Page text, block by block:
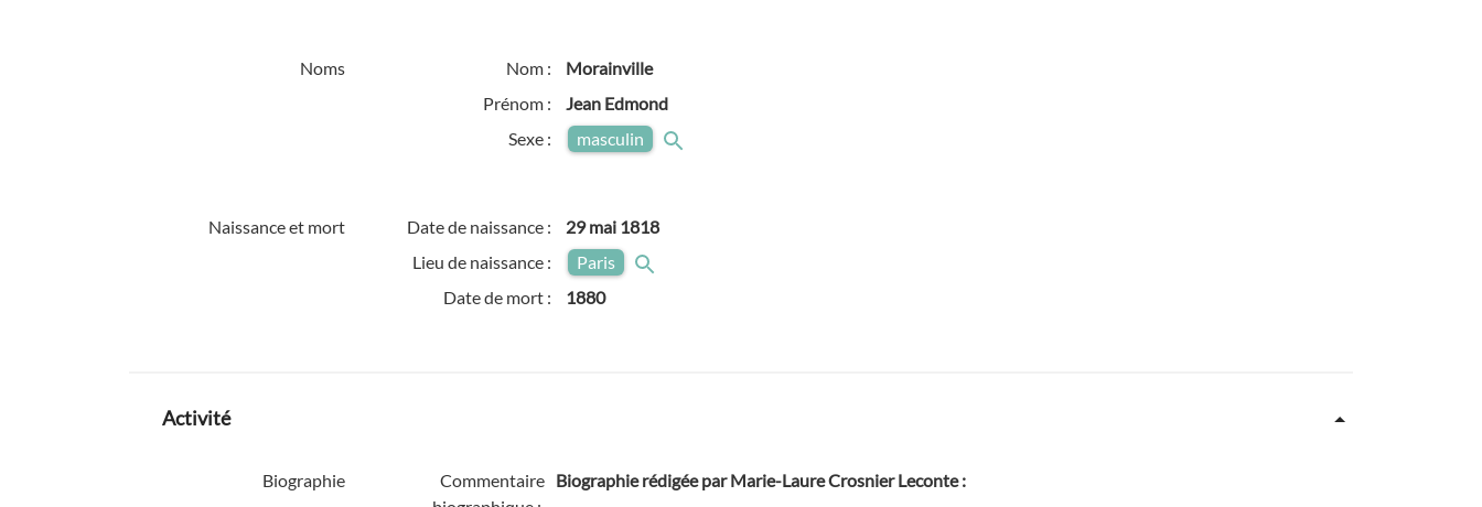
Noms Nom :
Morainville
Prénom :
Jean Edmond
Sexe :
masculin
Naissance et mort Date de naissance :
29 mai 1818
Lieu de naissance :
Paris
Date de mort :
1880
Activité
Biographie
Commentaire Biographie rédigée par Marie-Laure Crosnier Leconte :